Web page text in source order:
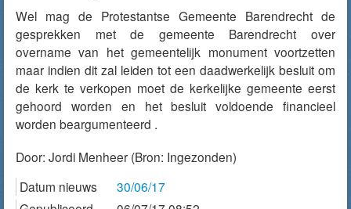
Wel mag de Protestantse Gemeente Barendrecht de
gesprekken met de gemeente Barendrecht over
overname van het gemeentelijk monument voortzetten
maar indien dit zal leiden tot een daadwerkelijk besluit om
de kerk te verkopen moet de kerkelijke gemeente eerst
gehoord worden en het besluit voldoende financieel
worden beargumenteerd .
Door: Jordi Menheer (Bron: Ingezonden)
Datum nieuws
30/06/17